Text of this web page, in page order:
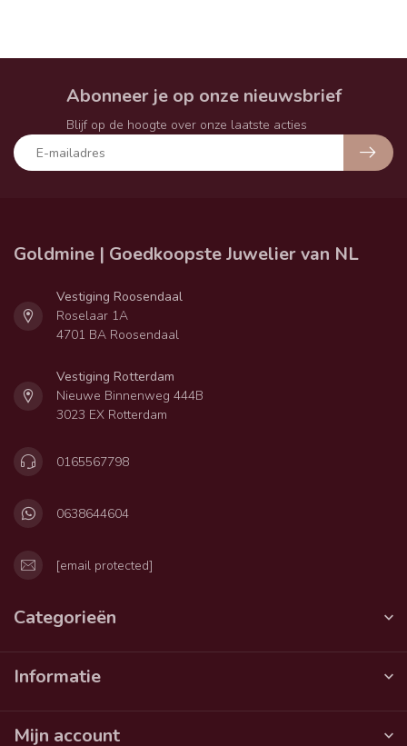
Abonneer je op onze nieuwsbrief
Blijf op de hoogte over onze laatste acties
Goldmine | Goedkoopste Juwelier van NL
Vestiging Roosendaal
Roselaar 1A
4701 BA Roosendaal
Vestiging Rotterdam
Nieuwe Binnenweg 444B
3023 EX Rotterdam
0165567798
0638644604
[email protected]
Categorieën
Informatie
Mijn account